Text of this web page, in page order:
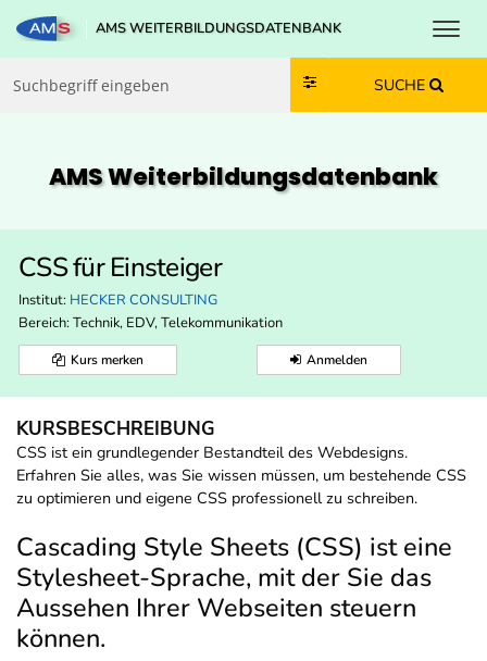
Zum Inhalt springen
Zum Navmenü springen
Zur Suche springen
Zur Footer springen
AMS WEITERBILDUNGSDATENBANK
SUCHE
AMS Weiterbildungs­datenbank
CSS für Einsteiger
Institut: HECKER CONSULTING
Bereich: Technik, EDV, Telekommunikation
Kurs merken Anmelden
KURSBESCHREIBUNG
CSS ist ein grundlegender Bestandteil des Webdesigns.
Erfahren Sie alles, was Sie wissen müssen, um bestehende CSS
zu optimieren und eigene CSS professionell zu schreiben.
Cascading Style Sheets (CSS) ist eine
Stylesheet-Sprache, mit der Sie das
Aussehen Ihrer Webseiten steuern
können.